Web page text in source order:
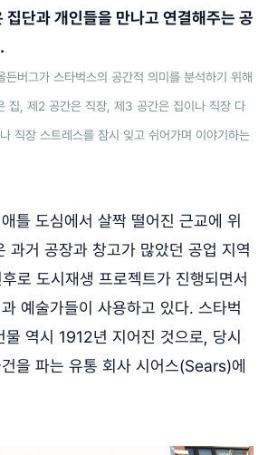
집단과 개인들을 만나고 연결해주는 공
버그가 스타벅스의 공간적 의미를 분석하기 위해
집, 제2 공간은 직장, 제3 공간은 집이나 직장 다
직장 스트레스를 잠시 잊고 쉬어가며 이야기하는
틀 도심에서 살짝 떨어진 근교에 위
과거 공장과 창고가 많았던 공업 지역
로 도시재생 프로젝트가 진행되면서
예술가들이 사용하고 있다. 스타벅
역시 1912년 지어진 것으로, 당시
을 파는 유통 회사 시어스(Sears)에